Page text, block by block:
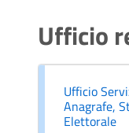
Ufficio
Ufficio
Anagrafe,
Elettorale